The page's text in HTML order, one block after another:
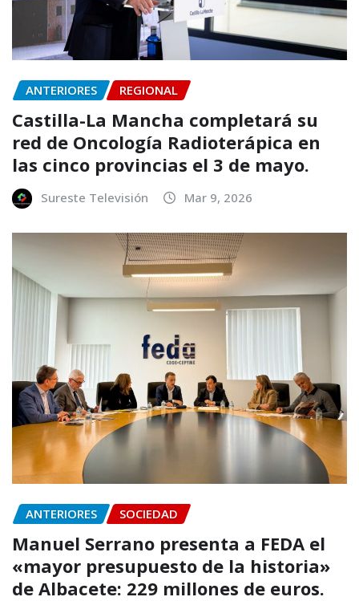
ANTERIORES REGIONAL
Castilla-La Mancha completará su
red de Oncología Radioterápica en
las cinco provincias el 3 de mayo.
Sureste Televisión Mar 9, 2026
ANTERIORES SOCIEDAD
Manuel Serrano presenta a FEDA el
«mayor presupuesto de la historia»
de Albacete: 229 millones de euros.